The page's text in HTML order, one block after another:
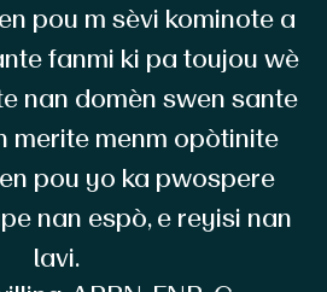
pou m sèvi kominote a
fanmi ki pa toujou wè
nan domèn swen sante
merite menm opòtinite
pou yo ka pwospere
nan espò, e reyisi nan
lavi.